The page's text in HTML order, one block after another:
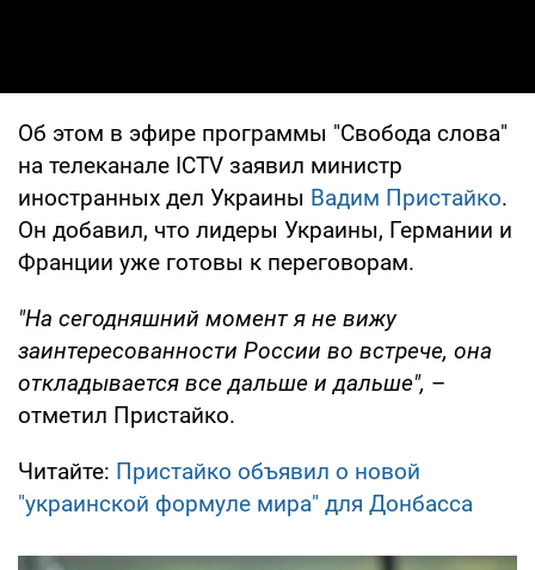
Об этом в эфире программы "Свобода слова"
на телеканале ICTV заявил министр
иностранных дел Украины Вадим Пристайко.
Он добавил, что лидеры Украины, Германии и
Франции уже готовы к переговорам.
"На сегодняшний момент я не вижу
заинтересованности России во встрече, она
откладывается все дальше и дальше", –
отметил Пристайко.
Читайте: Пристайко объявил о новой
"украинской формуле мира" для Донбасса